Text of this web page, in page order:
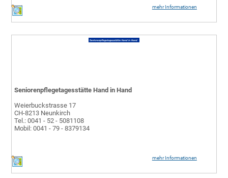
mehr Informationen
mehr Informationen
Seniorenpflegetagesstätte Hand in Hand
Weierbuckstrasse 17
CH-8213 Neunkirch
Tel.: 0041 - 52 - 5081108
Mobil: 0041 - 79 - 8379134